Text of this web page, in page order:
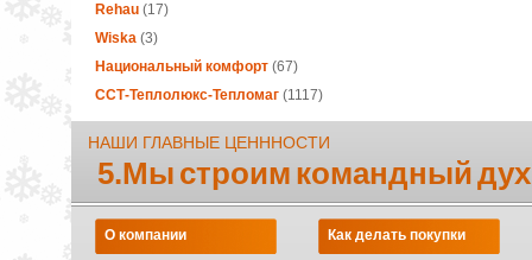
Rehau(17)
Wiska(3)
Национальный комфорт(67)
ССТ-Теплолюкс-Тепломаг(1117)
НАШИ ГЛАВНЫЕ ЦЕНННОСТИ
5.Мы строим командный
О компании Как делать покупки